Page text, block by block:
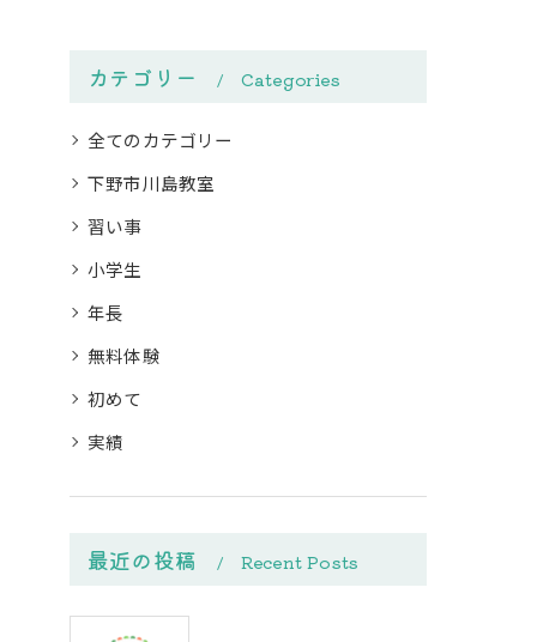
カテゴリー Categories
全てのカテゴリー
下野市川島教室
習い事
小学生
年長
無料体験
初めて
実績
最近の投稿 Recent Posts